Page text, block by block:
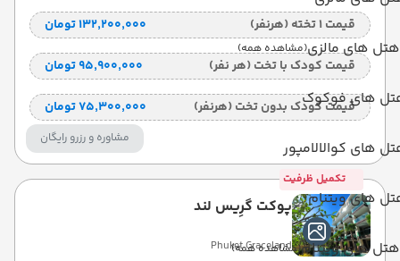
هتل های مالزی(مشاهده همه)
های فوکوک
های کوالالامپور
های ویتنام
هتل های ویتنام(مشاهده همه)
قیمت 1 تخته (هرنفر) ۱۳۲٬۲۰۰٬۰۰۰ تومان
قیمت کودک با تخت (هر نفر) ۹۵٬۹۰۰٬۰۰۰ تومان
قیمت کودک بدون تخت (هرنفر) ۷۵٬۳۰۰٬۰۰۰ تومان
مشاوره و رزرو رایگان
تکمیل ظرفیت
پوکت گرِیس لند
Phuket Graceland